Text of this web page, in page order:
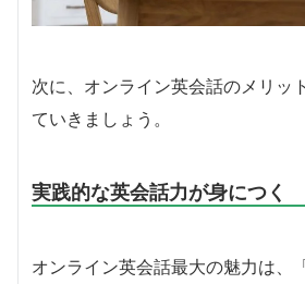
次に、オンライン英会話のメリッ
ていきましょう。
実践的な英会話力が身につく
オンライン英会話最大の魅力は、